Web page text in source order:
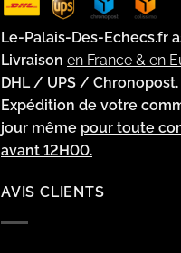
Le-Palais-Des-Echecs.fr
Livraison en France & en
DHL / UPS / Chronopost.
Expédition de votre
jour même pour toute
avant 12H00.
AVIS CLIENTS